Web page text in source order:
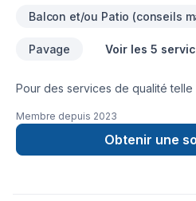
Balcon et/ou Patio (conseils
Pavage Voir les 5
Pour des services de qualité telle
industriel. La compagnie Pavage et Aménagement paysager
Antonio Borsellino est là pour
DE GÉNÉRATION EN GÉNÉRATION,
Membre depuis 2023
Obtenir une